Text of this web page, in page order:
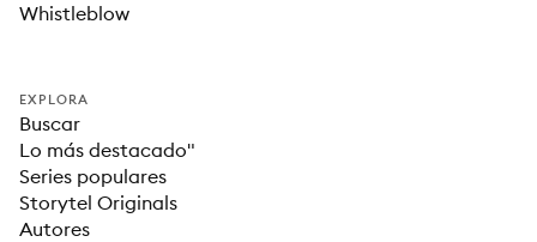
Whistleblow
EXPLORA
Buscar
Lo más destacado"
Series populares
Storytel Originals
Autores